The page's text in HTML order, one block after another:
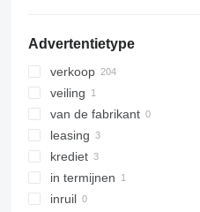
Advertentietype
verkoop
veiling
van de fabrikant
leasing
krediet
in termijnen
inruil